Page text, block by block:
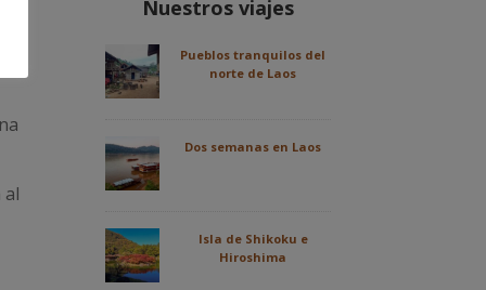
al
Nuestros viajes
Pueblos tranquilos del
norte de Laos
Dos semanas en Laos
Isla de Shikoku e
Hiroshima